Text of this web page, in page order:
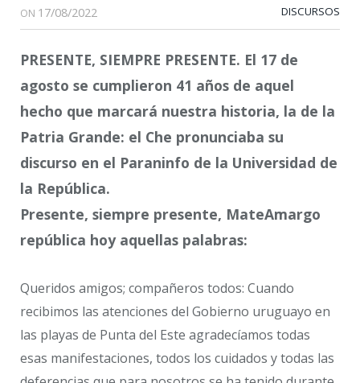
ON 17/08/2022 DISCURSOS
PRESENTE, SIEMPRE PRESENTE. El 17 de
agosto se cumplieron 41 años de aquel
hecho que marcará nuestra historia, la de la
Patria Grande: el Che pronunciaba su
discurso en el Paraninfo de la Universidad de
la República.
Presente, siempre presente, MateAmargo
república hoy aquellas palabras:
Queridos amigos; compañeros todos: Cuando
recibimos las atenciones del Gobierno uruguayo en
las playas de Punta del Este agradecíamos todas
esas manifestaciones, todos los cuidados y todas las